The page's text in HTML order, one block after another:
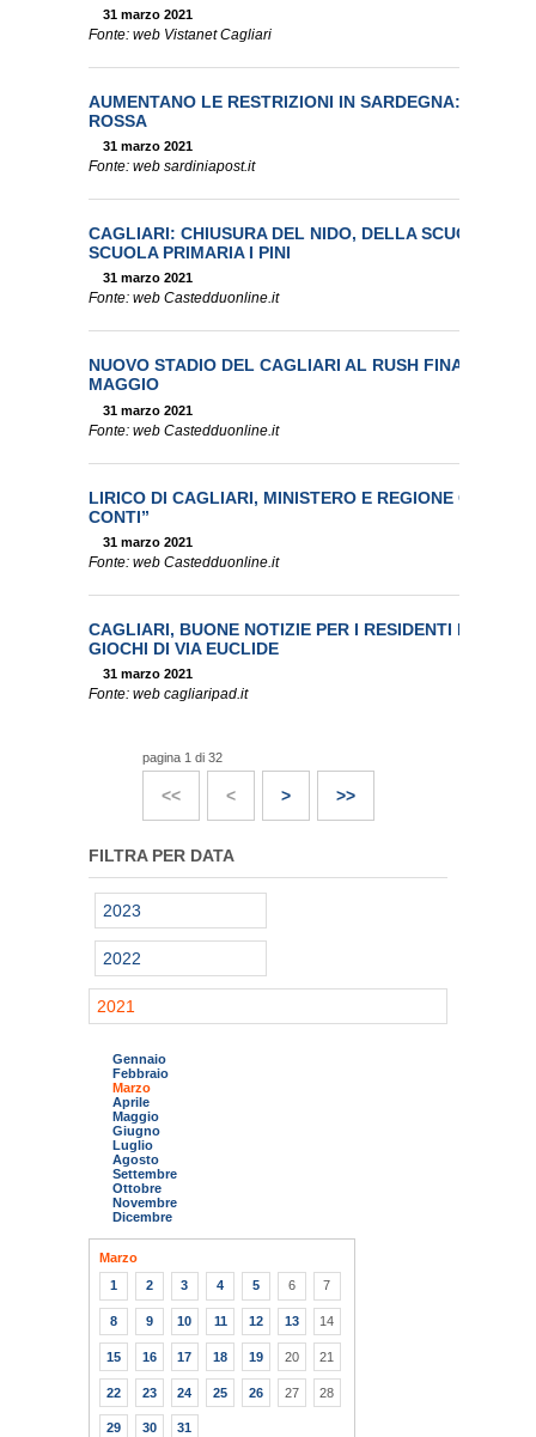
31 marzo 2021
Fonte: web Vistanet Cagliari
AUMENTANO LE RESTRIZIONI IN SARDEGNA: SONO
ROSSA
31 marzo 2021
Fonte: web sardiniapost.it
CAGLIARI: CHIUSURA DEL NIDO, DELLA SCUOLA
SCUOLA PRIMARIA I PINI
31 marzo 2021
Fonte: web Castedduonline.it
NUOVO STADIO DEL CAGLIARI AL RUSH FINALE, VIA
MAGGIO
31 marzo 2021
Fonte: web Castedduonline.it
LIRICO DI CAGLIARI, MINISTERO E REGIONE
CONTI”
31 marzo 2021
Fonte: web Castedduonline.it
CAGLIARI, BUONE NOTIZIE PER I RESIDENTI DEL
GIOCHI DI VIA EUCLIDE
31 marzo 2021
Fonte: web cagliaripad.it
pagina 1 di 32
<< < > >>
FILTRA PER DATA
2023
2022
2021
Gennaio
Febbraio
Marzo
Aprile
Maggio
Giugno
Luglio
Agosto
Settembre
Ottobre
Novembre
Dicembre
Marzo
1
2 3 4 5 6 7
8 9 10 11 12 13 14
15 16 17 18 19 20 21
22 23 24 25 26 27 28
29 30 31